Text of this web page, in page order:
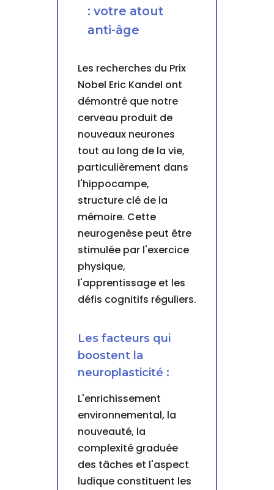
: votre atout
anti-âge
Les recherches du Prix
Nobel Eric Kandel ont
démontré que notre
cerveau produit de
nouveaux neurones
tout au long de la vie,
particulièrement dans
l'hippocampe,
structure clé de la
mémoire. Cette
neurogenèse peut être
stimulée par l'exercice
physique,
l'apprentissage et les
défis cognitifs réguliers.
Les facteurs qui
boostent la
neuroplasticité :
L'enrichissement
environnemental, la
nouveauté, la
complexité graduée
des tâches et l'aspect
ludique constituent les